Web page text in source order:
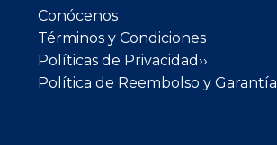
Conócenos
Términos y Condiciones
Políticas de Privacidad››
Política de Reembolso y Garantía